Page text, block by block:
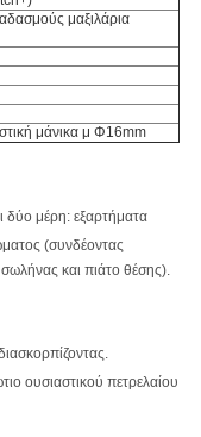
μαξιλάρια
μάνικα μ Φ16mm
δύο μέρη: εξαρτήματα
(συνδέοντας
και πιάτο θέσης).
ουσιαστικού πετρελαίου